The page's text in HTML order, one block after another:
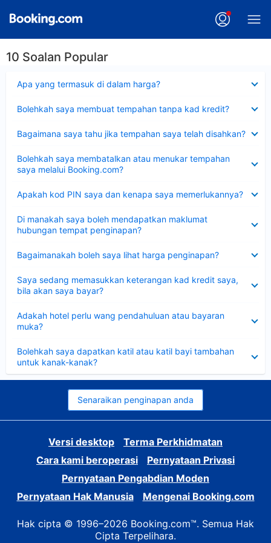
10 Soalan Popular
Apa yang termasuk di dalam harga?
Bolehkah saya membuat tempahan tanpa kad kredit?
Bagaimana saya tahu jika tempahan saya telah disahkan?
Bolehkah saya membatalkan atau menukar tempahan
saya melalui Booking.com?
Apakah kod PIN saya dan kenapa saya memerlukannya?
Di manakah saya boleh mendapatkan maklumat
hubungan tempat penginapan?
Bagaimanakah boleh saya lihat harga penginapan?
Saya sedang memasukkan keterangan kad kredit saya,
bila akan saya bayar?
Adakah hotel perlu wang pendahuluan atau bayaran
muka?
Bolehkah saya dapatkan katil atau katil bayi tambahan
untuk kanak-kanak?
Senaraikan penginapan anda
Versi desktop
Terma Perkhidmatan
Cara kami beroperasi
Pernyataan Privasi
Pernyataan Pengabdian Moden
Pernyataan Hak Manusia
Mengenai Booking.com
Hak cipta © 1996–2026 Booking.com™. Semua Hak
Cipta Terpelihara.